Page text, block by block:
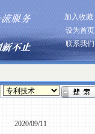
加入收藏
设为首页
联系我们
2020/09/11